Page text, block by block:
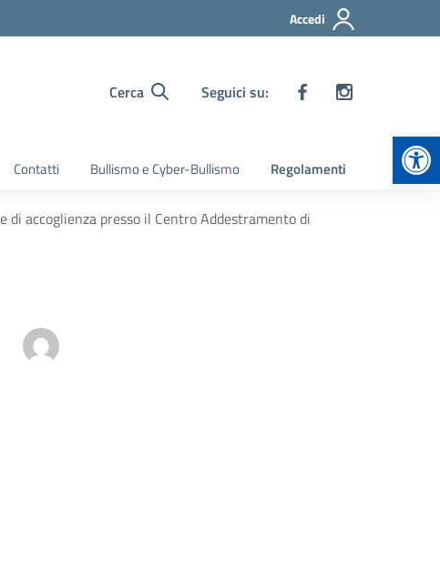
Accedi
Cerca Seguici su:
Contatti Bullismo e Cyber-Bullismo Regolamenti
accoglienza presso il Centro Addestramento di